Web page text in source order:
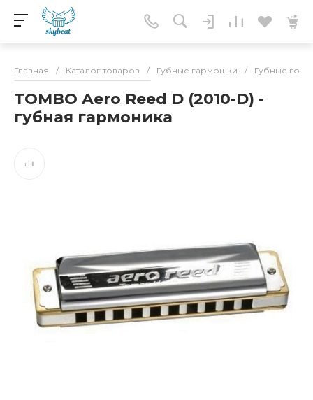
Главная / Каталог товаров / Губные гармошки / Губные
TOMBO Aero Reed D (2010-D) -
губная гармоника